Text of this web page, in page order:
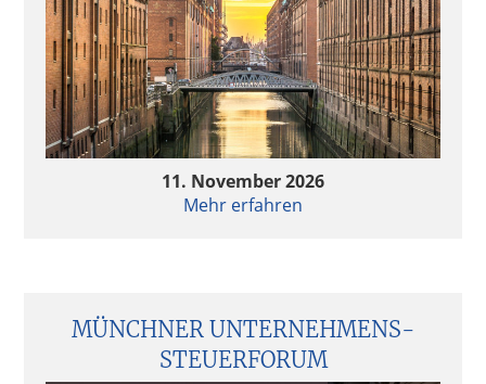
11. November 2026
Mehr erfahren
MÜNCHNER UNTERNEHMENS­
STEUERFORUM